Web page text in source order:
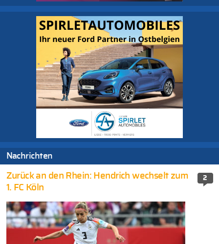
Nachrichten
2
Zurück an den Rhein: Hendrich wechselt zum
1. FC Köln